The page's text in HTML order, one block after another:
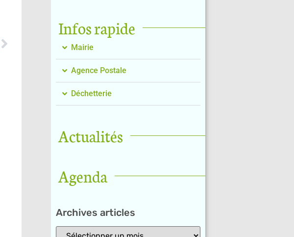
Infos rapide
Mairie
Agence Postale
Déchetterie
Actualités
Agenda
Archives articles